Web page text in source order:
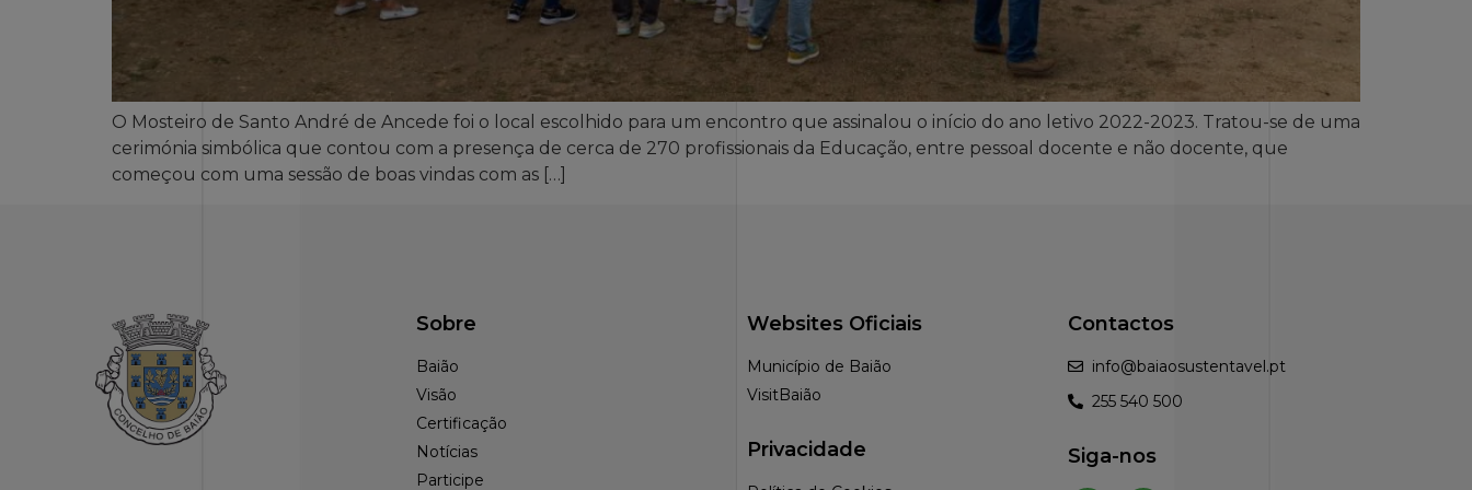
O Mosteiro de Santo André de Ancede foi o local escolhido para um encontro que assinalou o início do ano letivo 2022-2023. Tratou-se de uma
cerimónia simbólica que contou com a presença de cerca de 270 profissionais da Educação, entre pessoal docente e não docente, que
começou com uma sessão de boas vindas com as […]
Sobre
Baião
Visão
Certificação
Notícias
Participe
Websites Oficiais
Município de Baião
VisitBaião
Privacidade
Contactos
info@baiaosustentavel.pt
255 540 500
Siga-nos